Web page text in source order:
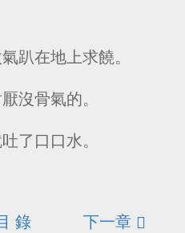
趴在地上求饒。
沒骨氣的。
了口口水。
錄
下一章